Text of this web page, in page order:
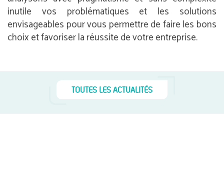
inutile vos problématiques et les solutions
envisageables pour vous permettre de faire les bons
choix et favoriser la réussite de votre entreprise.
TOUTES LES ACTUALITÉS